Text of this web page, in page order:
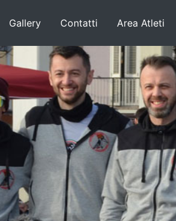
Gallery Contatti Area Atleti